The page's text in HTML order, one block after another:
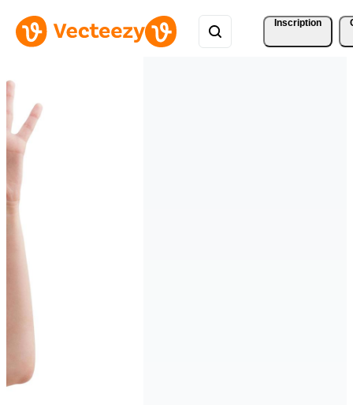
Inscription